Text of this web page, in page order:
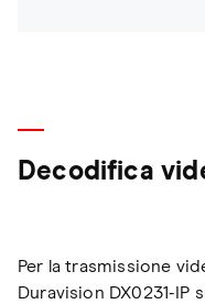
Decodifica
Per la trasmissione
Duravision DX0231-